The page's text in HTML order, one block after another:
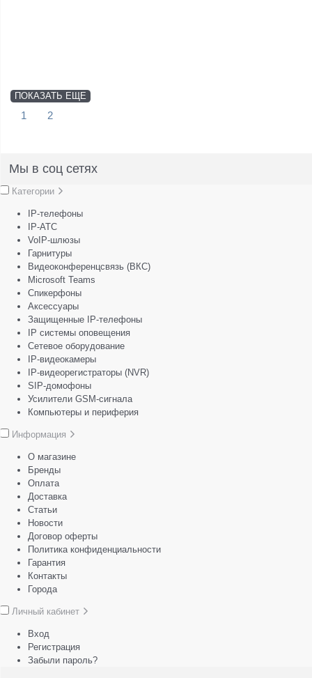
ПОКАЗАТЬ ЕЩЕ
1 2
Мы в соц сетях
Категории
IP-телефоны
IP-АТС
VoIP-шлюзы
Гарнитуры
Видеоконференцсвязь (ВКС)
Microsoft Teams
Спикерфоны
Аксессуары
Защищенные IP-телефоны
IP системы оповещения
Сетевое оборудование
IP-видеокамеры
IP-видеорегистраторы (NVR)
SIP-домофоны
Усилители GSM-сигнала
Компьютеры и периферия
Информация
О магазине
Бренды
Оплата
Доставка
Статьи
Новости
Договор оферты
Политика конфиденциальности
Гарантия
Контакты
Города
Личный кабинет
Вход
Регистрация
Забыли пароль?